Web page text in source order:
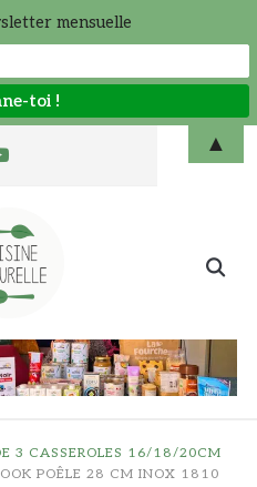
Search
3 CASSEROLES 16/18/20CM
POÊLE 28 CM INOX 1810
mensuelle
▲